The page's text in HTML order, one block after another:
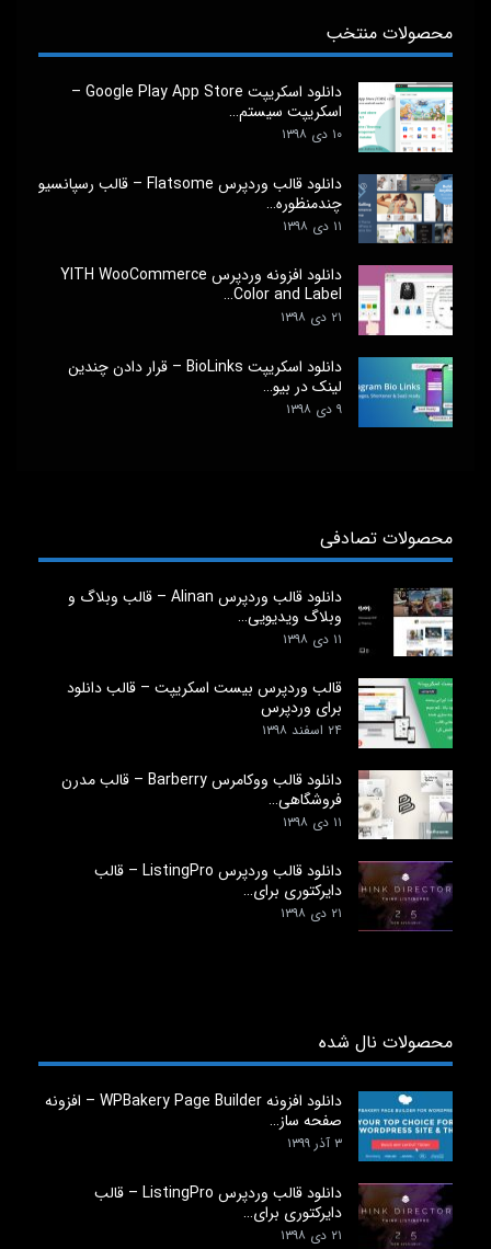
محصولات منتخب
دانلود اسکریپت Google Play App Store –
اسکریپت سیستم…
۱۰ دی ۱۳۹۸
دانلود قالب وردپرس Flatsome – قالب رسپانسیو
چندمنظوره…
۱۱ دی ۱۳۹۸
دانلود افزونه وردپرس YITH WooCommerce
Color and Label…
۲۱ دی ۱۳۹۸
دانلود اسکریپت BioLinks – قرار دادن چندین
لینک در بیو…
۹ دی ۱۳۹۸
محصولات تصادفی
دانلود قالب وردپرس Alinan – قالب وبلاگ و
وبلاگ ویدیویی…
۱۱ دی ۱۳۹۸
قالب وردپرس بیست اسکریپت – قالب دانلود
برای وردپرس
۲۴ اسفند ۱۳۹۸
دانلود قالب ووکامرس Barberry – قالب مدرن
فروشگاهی…
۱۱ دی ۱۳۹۸
دانلود قالب وردپرس ListingPro – قالب
دایرکتوری برای…
۲۱ دی ۱۳۹۸
محصولات نال شده
دانلود افزونه WPBakery Page Builder – افزونه
صفحه ساز…
۳ آذر ۱۳۹۹
دانلود قالب وردپرس ListingPro – قالب
دایرکتوری برای…
۲۱ دی ۱۳۹۸